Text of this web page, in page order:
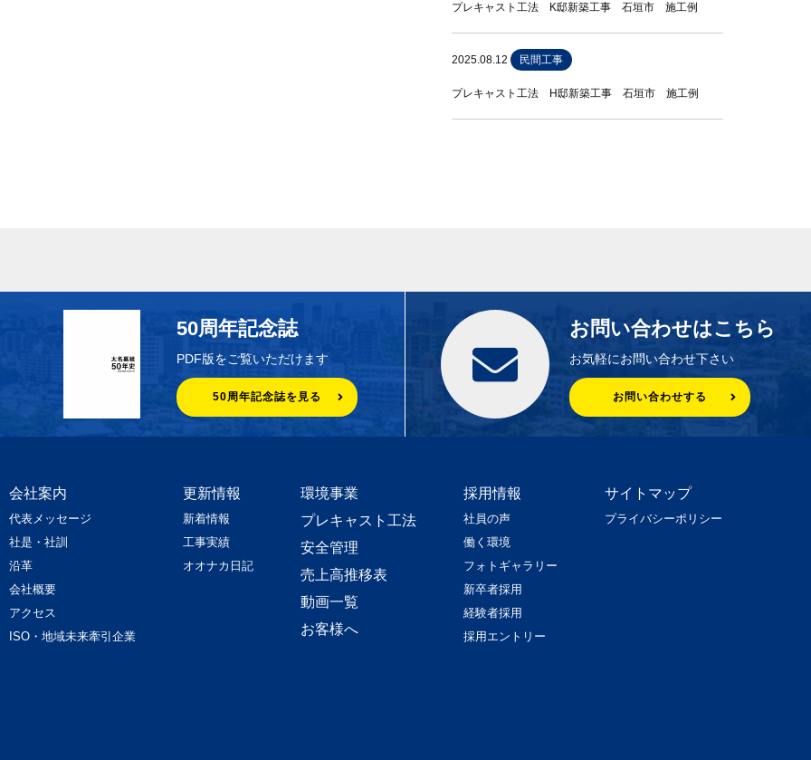
プレキャスト工法 K邸新築工事 石垣市 施工例
2025.08.12 民間工事
プレキャスト工法 H邸新築工事 石垣市 施工例
50周年記念誌
PDF版をご覧いただけます
50周年記念誌を見る
お問い合わせはこちら
お気軽にお問い合わせ下さい
お問い合わせする
会社案内
代表メッセージ
社是・社訓
沿革
会社概要
アクセス
ISO・地域未来牽引企業
更新情報
新着情報
工事実績
オオナカ日記
環境事業
プレキャスト工法
安全管理
売上高推移表
動画一覧
お客様へ
採用情報
社員の声
働く環境
フォトギャラリー
新卒者採用
経験者採用
採用エントリー
サイトマップ
プライバシーポリシー